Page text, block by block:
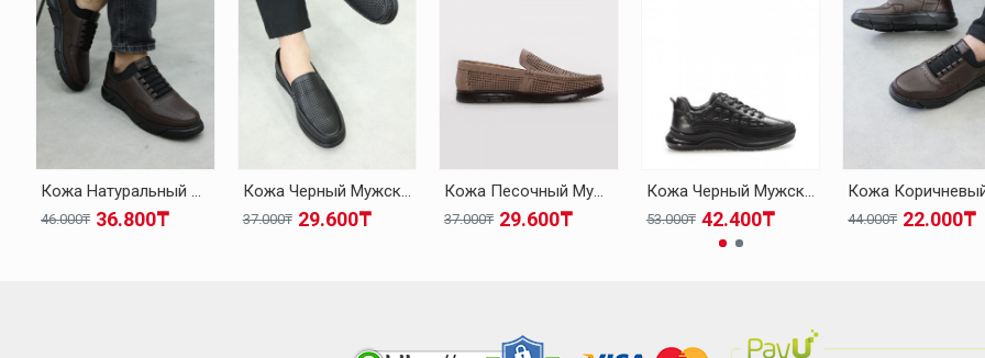
Кожа Натуральный Мех Коричневый Мужская Повседневная Обувь 126KMA137
36.800₸
46.000₸
Кожа Черный Мужская Повседневная Обувь 126MA001
29.600₸
37.000₸
Кожа Песочный Мужская Повседневная Обувь 126MA001
29.600₸
37.000₸
Кожа Черный Мужская Повседневная Обувь 126MA1004
42.400₸
53.000₸ 22.000₸
44.000₸